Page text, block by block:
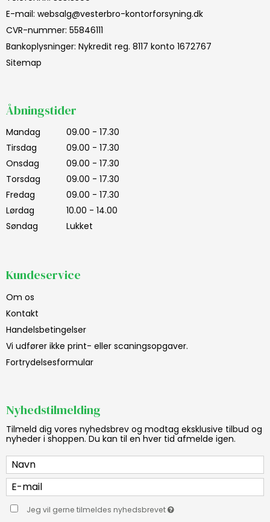
E-mail: websalg@vesterbro-kontorforsyning.dk
CVR-nummer: 55846111
Bankoplysninger: Nykredit reg. 8117 konto 1672767
Sitemap
Åbningstider
Mandag
09.00 - 17.30
Tirsdag
09.00 - 17.30
Onsdag
09.00 - 17.30
Torsdag
09.00 - 17.30
Fredag
09.00 - 17.30
Lørdag
10.00 - 14.00
Søndag
Lukket
Kundeservice
Om os
Kontakt
Handelsbetingelser
Vi udfører ikke print- eller scaningsopgaver.
Fortrydelsesformular
Nyhedstilmelding
Tilmeld dig vores nyhedsbrev og modtag eksklusive tilbud og
nyheder i shoppen. Du kan til en hver tid afmelde igen.
Jeg vil gerne tilmeldes nyhedsbrevet